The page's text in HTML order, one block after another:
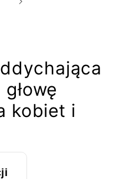
kobiet i